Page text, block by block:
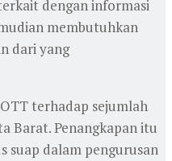
dengan informasi
membutuhkan
dari yang
terhadap sejumlah
Barat. Penangkapan itu
suap dalam pengurusan